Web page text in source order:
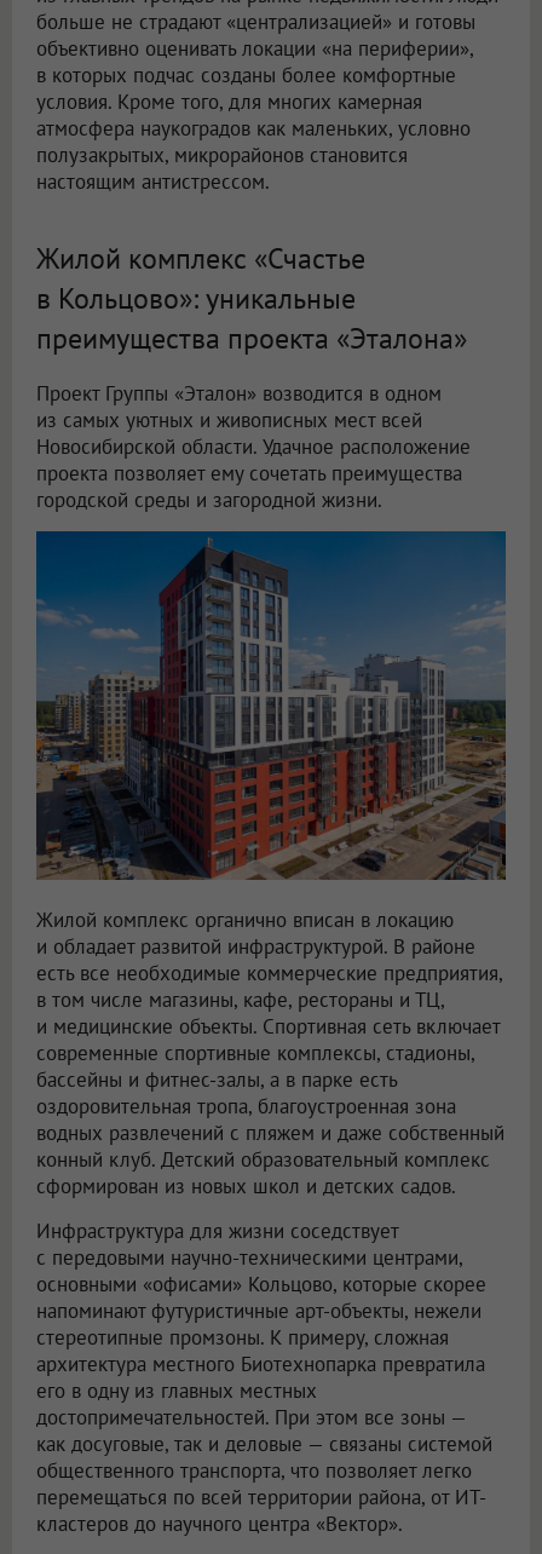
больше не страдают «централизацией» и готовы
объективно оценивать локации «на периферии»,
в которых подчас созданы более комфортные
условия. Кроме того, для многих камерная
атмосфера наукоградов как маленьких, условно
полузакрытых, микрорайонов становится
настоящим антистрессом.
Жилой комплекс «Счастье
в Кольцово»: уникальные
преимущества проекта «Эталона»
Проект Группы «Эталон» возводится в одном
из самых уютных и живописных мест всей
Новосибирской области. Удачное расположение
проекта позволяет ему сочетать преимущества
городской среды и загородной жизни.
Жилой комплекс органично вписан в локацию
и обладает развитой инфраструктурой. В районе
есть все необходимые коммерческие предприятия,
в том числе магазины, кафе, рестораны и ТЦ,
и медицинские объекты. Спортивная сеть включает
современные спортивные комплексы, стадионы,
бассейны и фитнес-залы, а в парке есть
оздоровительная тропа, благоустроенная зона
водных развлечений с пляжем и даже собственный
конный клуб. Детский образовательный комплекс
сформирован из новых школ и детских садов.
Инфраструктура для жизни соседствует
с передовыми научно-техническими центрами,
основными «офисами» Кольцово, которые скорее
напоминают футуристичные арт-объекты, нежели
стереотипные промзоны. К примеру, сложная
архитектура местного Биотехнопарка превратила
его в одну из главных местных
достопримечательностей. При этом все зоны —
как досуговые, так и деловые — связаны системой
общественного транспорта, что позволяет легко
перемещаться по всей территории района, от ИТ-
кластеров до научного центра «Вектор».